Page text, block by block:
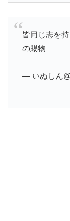
皆同じ志を
の賜物
— いぬしん